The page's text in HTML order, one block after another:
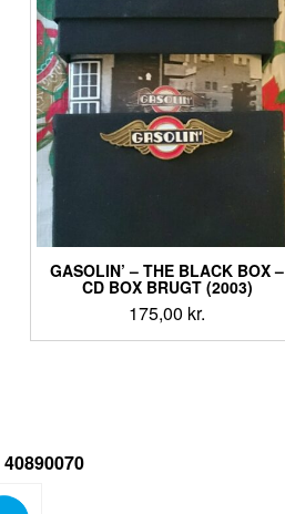
GASOLIN’ ‎– THE BLACK BOX –
CD BOX BRUGT (2003)
175,00 kr.